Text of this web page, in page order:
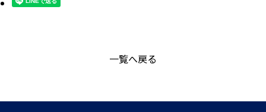
一覧へ戻る